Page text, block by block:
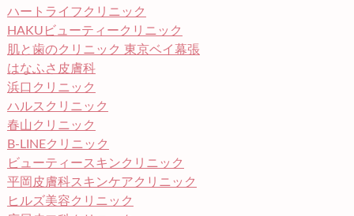
ハートライフクリニック
HAKUビューティークリニック
肌と歯のクリニック 東京ベイ幕張
はなふさ皮膚科
浜口クリニック
ハルスクリニック
春山クリニック
B-LINEクリニック
ビューティースキンクリニック
平岡皮膚科スキンケアクリニック
ヒルズ美容クリニック